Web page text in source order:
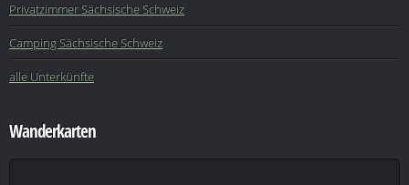
Privatzimmer Sächsische Schweiz
Camping Sächsische Schweiz
alle Unterkünfte
Wanderkarten